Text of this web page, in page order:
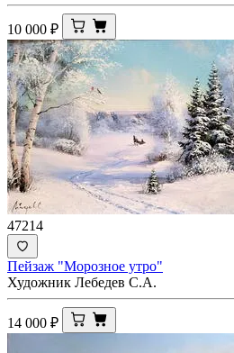
10 000 ₽
47214
Пейзаж "Морозное утро"
Художник Лебедев С.А.
14 000 ₽